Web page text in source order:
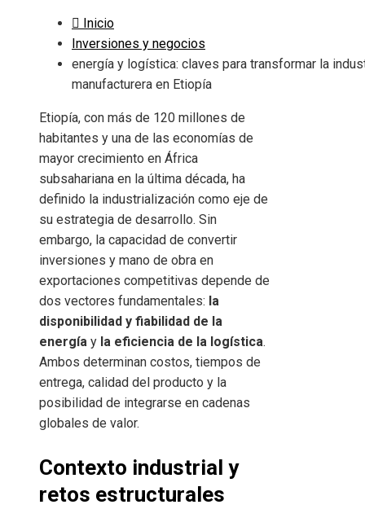
Inicio
Inversiones y negocios
energía y logística: claves para transformar la
manufacturera en Etiopía
Etiopía, con más de 120 millones de
habitantes y una de las economías de
mayor crecimiento en África
subsahariana en la última década, ha
definido la industrialización como eje de
su estrategia de desarrollo. Sin
embargo, la capacidad de convertir
inversiones y mano de obra en
exportaciones competitivas depende de
dos vectores fundamentales: la
disponibilidad y fiabilidad de la
energía y la eficiencia de la logística.
Ambos determinan costos, tiempos de
entrega, calidad del producto y la
posibilidad de integrarse en cadenas
globales de valor.
Contexto industrial y
retos estructurales